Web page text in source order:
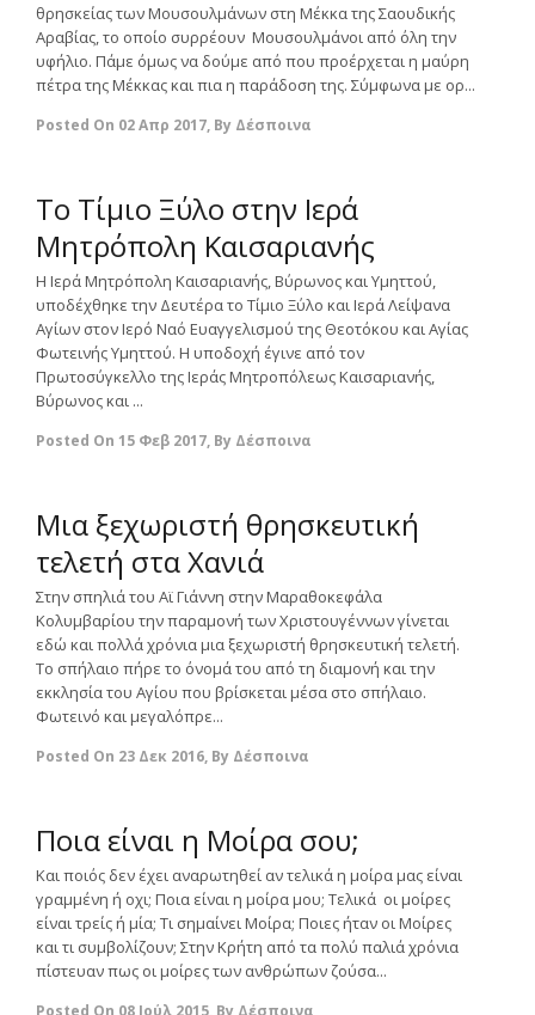
θρησκείας των Μουσουλμάνων στη Μέκκα της Σαουδικής
Αραβίας, το οποίο συρρέουν Μουσουλμάνοι από όλη την
υφήλιο. Πάμε όμως να δούμε από που προέρχεται η μαύρη
πέτρα της Μέκκας και πια η παράδοση της. Σύμφωνα με ορ...
Posted On 02 Απρ 2017, By Δέσποινα
Tο Τίμιο Ξύλο στην Ιερά
Μητρόπολη Καισαριανής
Η Ιερά Μητρόπολη Καισαριανής, Βύρωνος και Υμηττού,
υποδέχθηκε την Δευτέρα το Τίμιο Ξύλο και Ιερά Λείψανα
Αγίων στον Ιερό Ναό Ευαγγελισμού της Θεοτόκου και Αγίας
Φωτεινής Υμηττού. Η υποδοχή έγινε από τον
Πρωτοσύγκελλο της Ιεράς Μητροπόλεως Καισαριανής,
Βύρωνος και ...
Posted On 15 Φεβ 2017, By Δέσποινα
Μια ξεχωριστή θρησκευτική
τελετή στα Χανιά
Στην σπηλιά του Αϊ Γιάννη στην Μαραθοκεφάλα
Κολυμβαρίου την παραμονή των Χριστουγέννων γίνεται
εδώ και πολλά χρόνια μια ξεχωριστή θρησκευτική τελετή.
Το σπήλαιο πήρε το όνομά του από τη διαμονή και την
εκκλησία του Αγίου που βρίσκεται μέσα στο σπήλαιο.
Φωτεινό και μεγαλόπρε...
Posted On 23 Δεκ 2016, By Δέσποινα
Ποια είναι η Μοίρα σου;
Και ποιός δεν έχει αναρωτηθεί αν τελικά η μοίρα μας είναι
γραμμένη ή οχι; Ποια είναι η μοίρα μου; Τελικά οι μοίρες
είναι τρείς ή μία; Τι σημαίνει Μοίρα; Ποιες ήταν οι Μοίρες
και τι συμβολίζουν; Στην Κρήτη από τα πολύ παλιά χρόνια
πίστευαν πως οι μοίρες των ανθρώπων ζούσα...
Posted On 08 Ιούλ 2015, By Δέσποινα